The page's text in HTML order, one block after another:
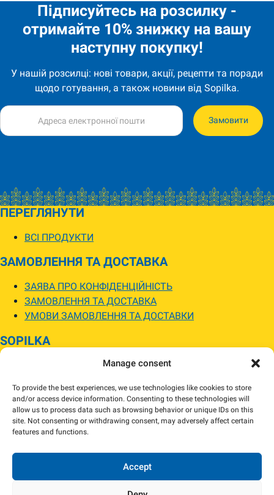
Manage consent
To provide the best experiences, we use technologies like cookies to store
and/or access device information. Consenting to these technologies will
allow us to process data such as browsing behavior or unique IDs on this
site. Not consenting or withdrawing consent, may adversely affect certain
features and functions.
Accept
Підписуйтесь на розсилку -
отримайте 10% знижку на вашу
наступну покупку!
У нашій розсилці: нові товари, акції, рецепти та поради
щодо готування, а також новини від Sopilka.
Замовити
ПЕРЕГЛЯНУТИ
ВСІ ПРОДУКТИ
ЗАМОВЛЕННЯ ТА ДОСТАВКА
ЗАЯВА ПРО КОНФІДЕНЦІЙНІСТЬ
ЗАМОВЛЕННЯ ТА ДОСТАВКА
УМОВИ ЗАМОВЛЕННЯ ТА ДОСТАВКИ
SOPILKA
МАГАЗИНИ SOPILKA
НОВИНИ
Зображення товарів на вебсайті можуть відрізнятися від їхнього
За потреби ми зв’яжемося та погодимо заміну.